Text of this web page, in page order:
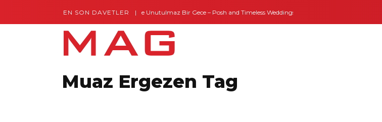
EN SON DAVETLERGaziantep’te Unutulmaz Bir Gece – Posh and Timeless Weddings
Muaz Ergezen Tag